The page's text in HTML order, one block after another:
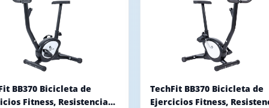
BB370 Bicicleta de
Fitness, Resistencia...
TechFit BB370 Bicicleta de
Ejercicios Fitness,